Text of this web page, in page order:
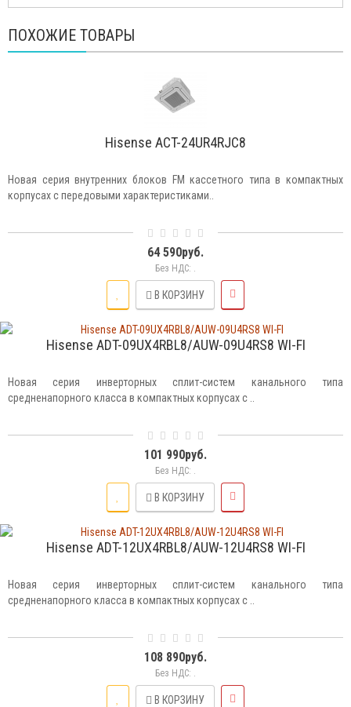
ПОХОЖИЕ ТОВАРЫ
Hisense ACT-24UR4RJC8
Новая серия внутренних блоков FM кассетного типа в компактных
корпусах с передовыми характеристиками..
64 590руб.
Без НДС: .
В КОРЗИНУ
Hisense ADT-09UX4RBL8/AUW-09U4RS8 WI-FI
Новая серия инверторных сплит-систем канального типа
средненапорного класса в компактных корпусах с ..
101 990руб.
Без НДС: .
В КОРЗИНУ
Hisense ADT-12UX4RBL8/AUW-12U4RS8 WI-FI
Новая серия инверторных сплит-систем канального типа
средненапорного класса в компактных корпусах с ..
108 890руб.
Без НДС: .
В КОРЗИНУ